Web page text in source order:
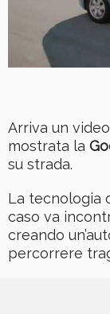
Arriva un
mostrata la
su strada.
La tecnologia
caso va
creando
percorrere